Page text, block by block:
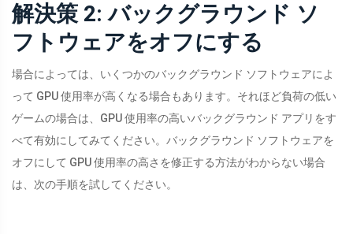
解決策 2: バックグラウンド ソ
フトウェアをオフにする
場合によっては、いくつかのバックグラウンド ソフトウェアによ
って GPU 使用率が高くなる場合もあります。それほど負荷の低い
ゲームの場合は、GPU 使用率の高いバックグラウンド アプリをす
べて有効にしてみてください。バックグラウンド ソフトウェアを
オフにして GPU 使用率の高さを修正する方法がわからない場合
は、次の手順を試してください。